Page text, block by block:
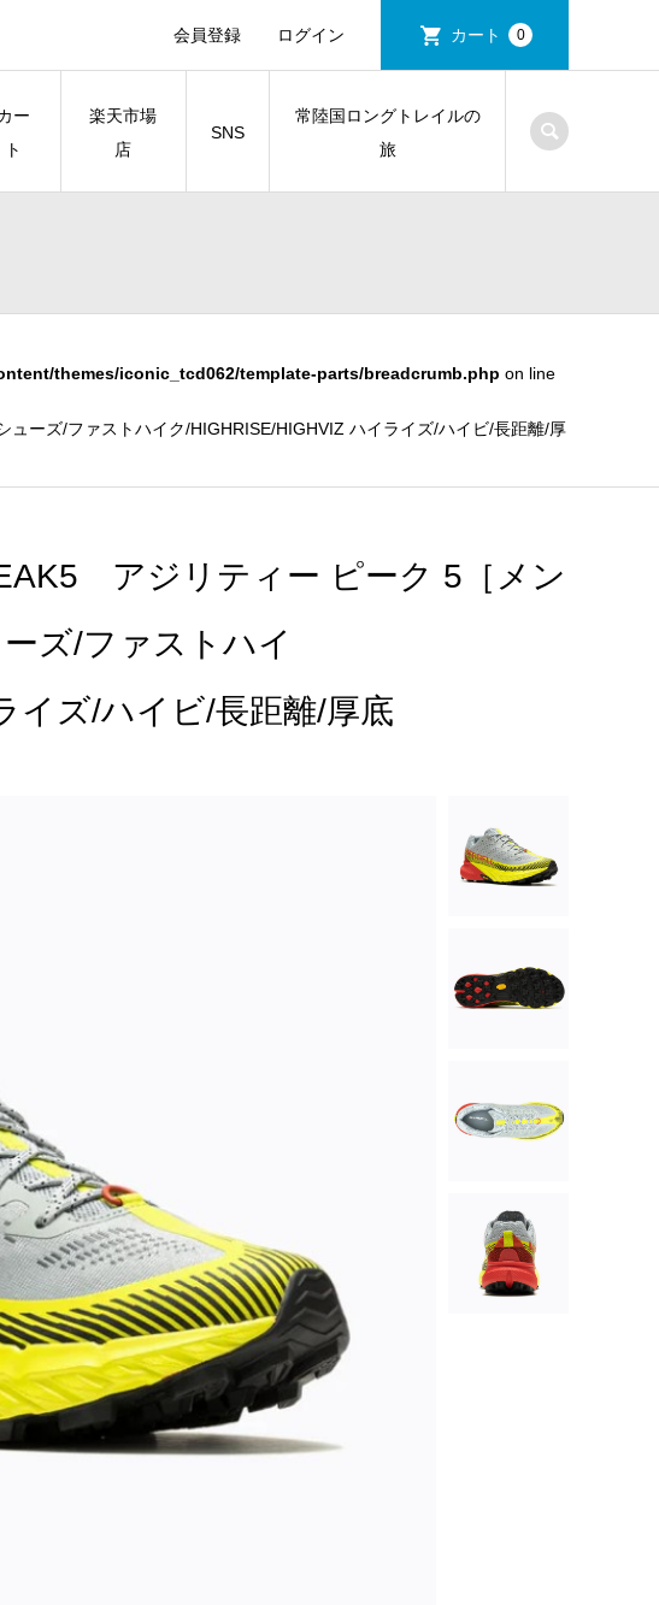
会員登録 ログイン カート 0
ー
ト
楽天市場
店
SNS
常陸国ロングトレイルの
旅
themes/iconic_tcd062/template-parts/breadcrumb.php on line
ーズ/ファストハイク/HIGHRISE/HIGHVIZ ハイライズ/ハイビ/長距離/厚
アジリティー ピーク 5［メン
ズ/ファストハイ
イズ/ハイビ/長距離/厚底